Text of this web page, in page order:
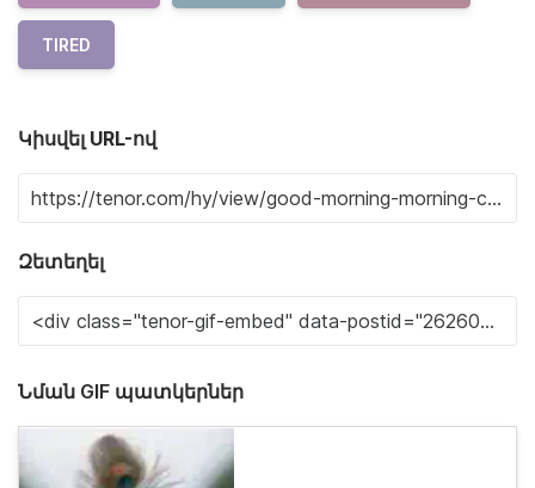
TIRED
Կիսվել URL-ով
Զետեղել
Նման GIF պատկերներ